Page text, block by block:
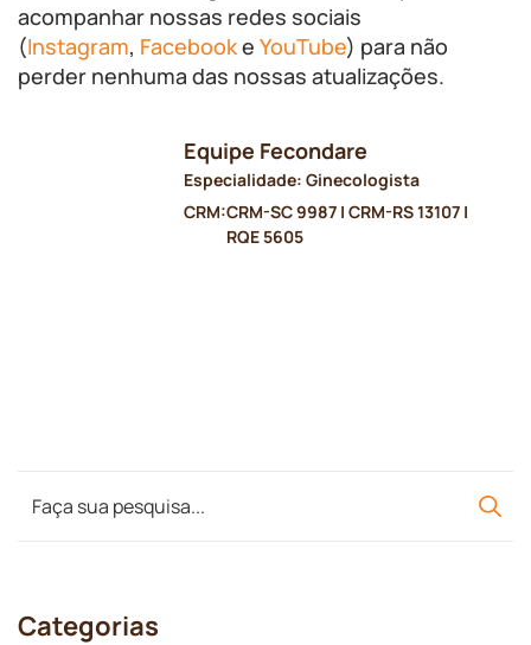
acompanhar nossas redes sociais
(Instagram, Facebooke YouTube) para não
perder nenhuma das nossas atualizações.
Equipe Fecondare
Especialidade: Ginecologista
CRM:CRM-SC 9987 | CRM-RS 13107 |
RQE 5605
Categorias